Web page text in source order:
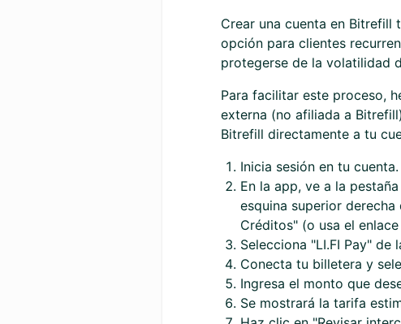
Crear una cuenta en Bitrefill
opción para clientes
protegerse de la volatilidad
Para facilitar este proceso,
externa (no afiliada a
Bitrefill directamente a tu
Inicia sesión en tu cuenta.
En la app, ve a la
esquina superior
Créditos" (o usa el enlace
Selecciona "LI.FI Pay"
Conecta tu billetera y
Ingresa el monto que
Se mostrará la tarifa